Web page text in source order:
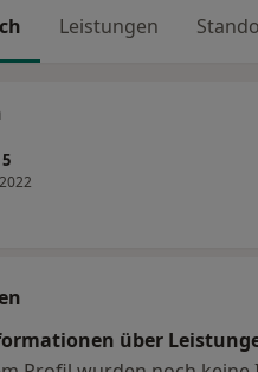
Leistungen
über